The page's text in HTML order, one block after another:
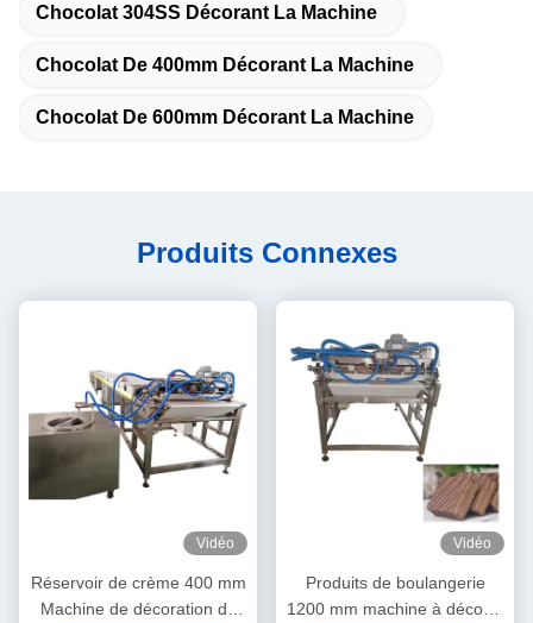
Chocolat 304SS Décorant La Machine
Chocolat De 400mm Décorant La Machine
Chocolat De 600mm Décorant La Machine
Produits Connexes
Vidéo
Réservoir de crème 400 mm
Machine de décoration de
Vidéo
Produits de boulangerie
1200 mm machine à décorer